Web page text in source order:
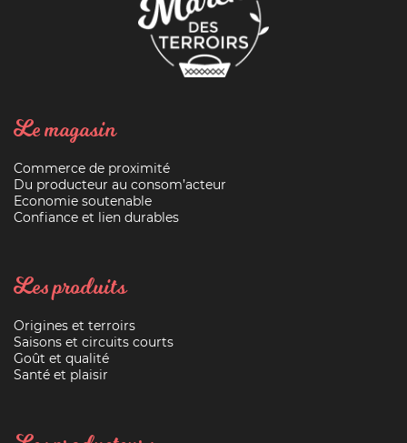
Le magasin
Commerce de proximité
Du producteur au consom’acteur
Economie soutenable
Confiance et lien durables
Les produits
Origines et terroirs
Saisons et circuits courts
Goût et qualité
Santé et plaisir